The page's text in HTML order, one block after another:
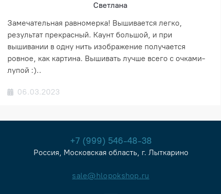
Светлана
Замечательная равномерка! Вышивается легко,
результат прекрасный. Каунт большой, и при
вышивании в одну нить изображение получается
ровное, как картина. Вышивать лучше всего с очками-
лупой :)..
06.03.2023
+7 (999) 546-48-38
Россия, Московская область, г. Лыткарино
sale@hlopokshop.ru